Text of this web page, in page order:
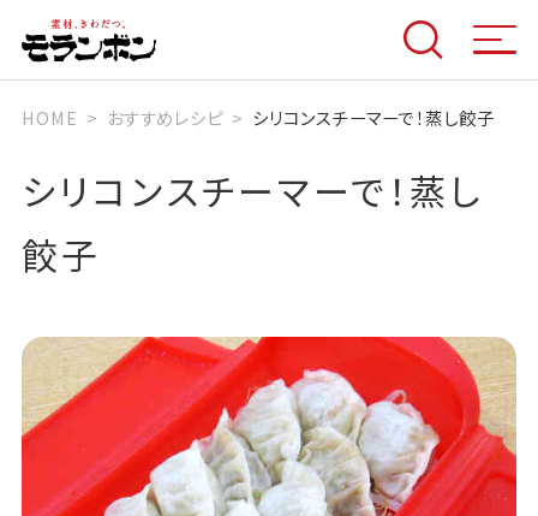
HOME おすすめレシピ シリコンスチーマーで！蒸し餃子
シリコンスチーマーで！蒸し
餃子